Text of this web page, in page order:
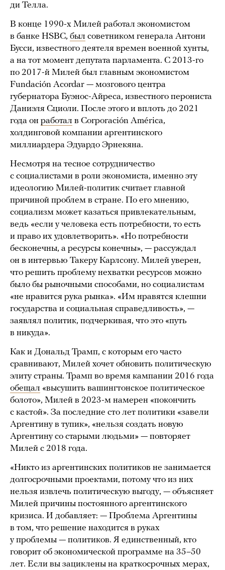
ди Телла.
В конце 1990-х Милей работал экономистом
в банке HSBC, был советником генерала Антони
Бусси, известного деятеля времен военной хунты,
а на тот момент депутата парламента. С 2013-го
по 2017-й Милей был главным экономистом
Fundación Acordar — мозгового центра
губернатора Буэнос-Айреса, известного перониста
Даниэля Сциоли. После этого и вплоть до 2021
года он работал в Corporación América,
холдинговой компании аргентинского
миллиардера Эдуардо Эрнекяна.
Несмотря на тесное сотрудничество
с социалистами в роли экономиста, именно эту
идеологию Милей-политик считает главной
причиной проблем в стране. По его мнению,
социализм может казаться привлекательным,
ведь «если у человека есть потребности, то есть
и право их удовлетворить». «Но потребности
бесконечны, а ресурсы конечны», — рассуждал
он в интервью Такеру Карлсону. Милей уверен,
что решить проблему нехватки ресурсов можно
было бы рыночными способами, но социалистам
«не нравится рука рынка». «Им нравятся клешни
государства и социальная справедливость», —
заявлял политик, подчеркивая, что это «путь
в никуда».
Как и Дональд Трамп, с которым его часто
сравнивают, Милей хочет обновить политическую
элиту страны. Трамп во время кампании 2016 года
обещал «высушить вашингтонское политическое
болото», Милей в 2023-м намерен «покончить
с кастой». За последние сто лет политики «завели
Аргентину в тупик», «нельзя создать новую
Аргентину со старыми людьми» — повторяет
Милей с 2018 года.
«Никто из аргентинских политиков не занимается
долгосрочными проектами, потому что из них
нельзя извлечь политическую выгоду, — объясняет
Милей причины постоянного аргентинского
кризиса. И добавляет: — Проблема Аргентины
в том, что решение находится в руках
у проблемы — политиков. Я единственный, кто
говорит об экономической программе на 35–50
лет. Если вы зациклены на краткосрочных мерах,